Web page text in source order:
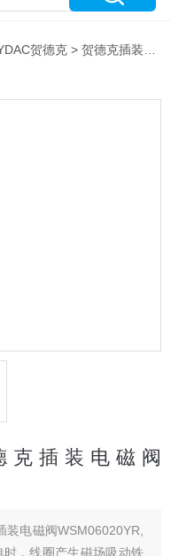
贺德克 >贺德克插装阀
克插装电磁阀
装电磁阀WSM06020YR,
，线圈产生磁场吸动铁